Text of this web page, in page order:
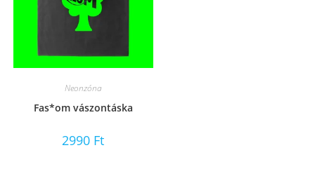
Neonzóna
Fas*om vászontáska
2990 Ft